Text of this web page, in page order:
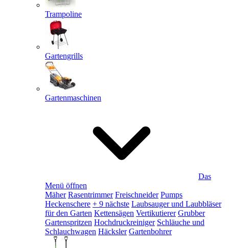
Trampoline
Gartengrills
Gartenmaschinen
Das
Menü öffnen
Mäher Rasentrimmer Freischneider Pumps
Heckenschere + 9 nächste Laubsauger und Laubbläser
für den Garten Kettensägen Vertikutierer Grubber
Gartenspritzen Hochdruckreiniger Schläuche und
Schlauchwagen Häcksler Gartenbohrer